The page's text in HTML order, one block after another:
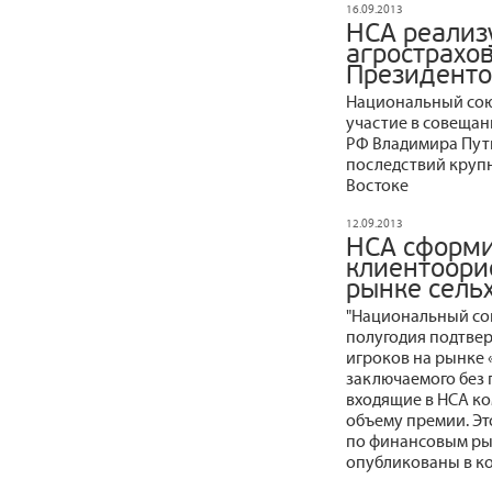
16.09.2013
НСА
Национальный
участие в
РФ Владимира
последствий
Востоке
12.09.2013
НСА
рынке
"Национальный
полугодия
игроков на рынке
заключаемого
входящие в НСА
объему премии.
по финансовым
опубликованы в